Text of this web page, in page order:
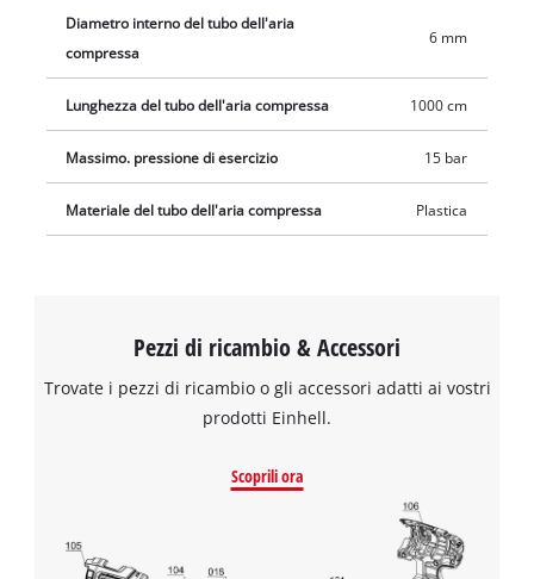
tutti gli strumenti pneumatici standard.
Diametro interno del tubo dell'aria
compressa
6 mm
Lunghezza del tubo dell'aria compressa 1000 cm
Massimo. pressione di esercizio 15 bar
Materiale del tubo dell'aria compressa Plastica
Pezzi di ricambio & Accessori
Trovate i pezzi di ricambio o gli accessori adatti ai vostri
prodotti Einhell.
Scoprili ora